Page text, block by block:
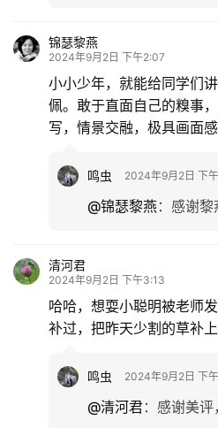
题
锦瑟黎燕
2024年9月2日 下午2:07
小小少年，就能给同学们
佩。敢于直面自己的糗事
写，情景交融，极具画面感
鸣虫 2024年9月2日 下
@锦瑟黎燕： 感谢黎
清河君
2024年9月2日 下午3:13
哈哈，想耍小聪明被老师
补过，把昨天少割的草补上
鸣虫 2024年9月2日 下
@清河君： 感谢美评